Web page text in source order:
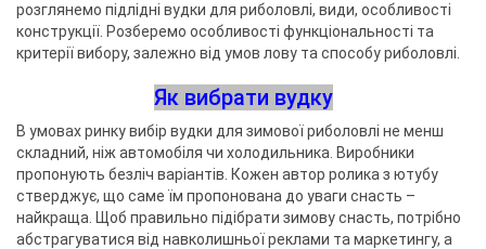
розглянемо підлідні вудки для риболовлі, види, особливості
конструкції. Розберемо особливості функціональності та
критерії вибору, залежно від умов лову та способу риболовлі.
Як вибрати вудку
В умовах ринку вибір вудки для зимової риболовлі не менш
складний, ніж автомобіля чи холодильника. Виробники
пропонують безліч варіантів. Кожен автор ролика з ютубу
стверджує, що саме їм пропонована до уваги снасть –
найкраща. Щоб правильно підібрати зимову снасть, потрібно
абстрагуватися від навколишньої реклами та маркетингу, а